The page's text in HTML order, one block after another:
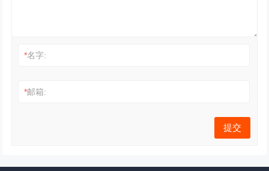
*名字:
*邮箱: